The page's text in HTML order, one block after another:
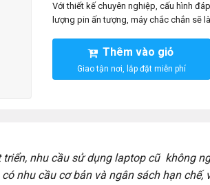
Với thiết kế chuyên nghiệp, cấu hình
lượng pin ấn tượng, máy chắc chắn sẽ
Thêm vào giỏ
nhu cầu sử dụng laptop cũ không
nhu cầu cơ bản và ngân sách hạn chế,